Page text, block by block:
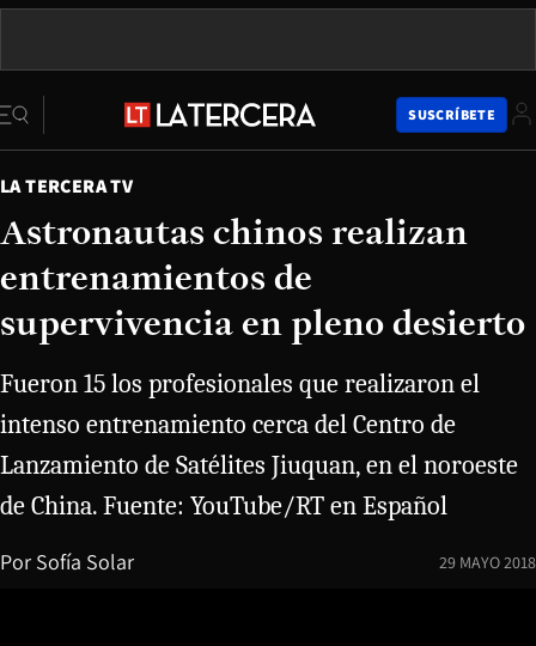
SUSCRÍBETE
LA TERCERA TV
Astronautas chinos realizan
entrenamientos de
supervivencia en pleno desierto
Fueron 15 los profesionales que realizaron el
intenso entrenamiento cerca del Centro de
Lanzamiento de Satélites Jiuquan, en el noroeste
de China. Fuente: YouTube/RT en Español
Por Sofía Solar 29 MAYO 2018